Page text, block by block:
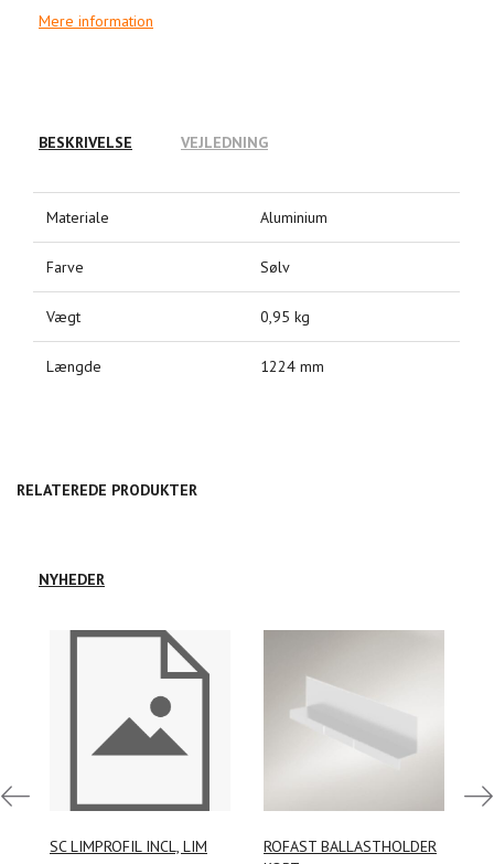
Mere information
BESKRIVELSE VEJLEDNING
Materiale Aluminium
Farve Sølv
Vægt 0,95 kg
Længde 1224 mm
RELATEREDE PRODUKTER
NYHEDER
SC LIMPROFIL INCL, LIM
ind
ROFAST BALLASTHOLDER
ind